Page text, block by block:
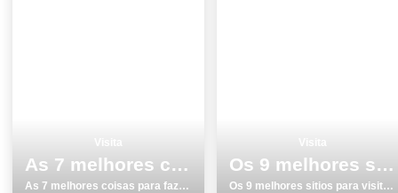
As 7 melhores coisas para fazer e visitar em Portalegre
As 7 melhores coisas para fazer e visitar em Portalegre
Os 9 melhores sitios para visitar em SantarÃ©m
Os 9 melhores sitios para visitar em SantarÃ©m